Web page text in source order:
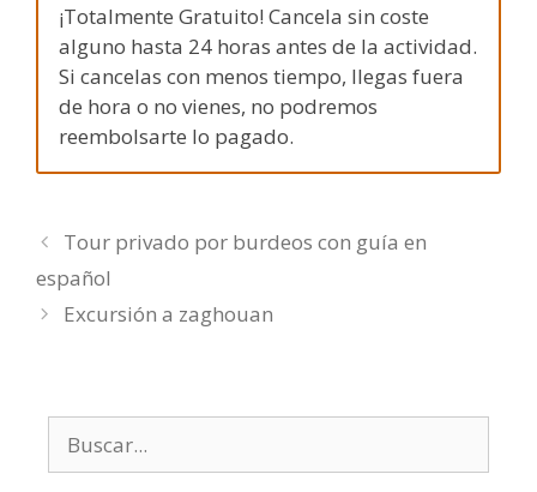
¡Totalmente Gratuito! Cancela sin coste
alguno hasta 24 horas antes de la actividad.
Si cancelas con menos tiempo, llegas fuera
de hora o no vienes, no podremos
reembolsarte lo pagado.
Tour privado por burdeos con guía en
español
Excursión a zaghouan